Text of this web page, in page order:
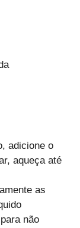
adicione o
aqueça até
as
não